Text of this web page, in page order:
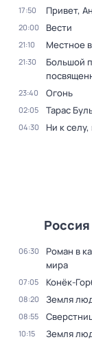
17:50 Привет,
20:00 Вести
21:10 Местное
21:30
Большой
23:40 Огонь
02:05 Тарас
04:30 Ни к
06:30
Роман в
мира
07:05 Конёк-
08:20 Земля
08:55
10:15 Земля